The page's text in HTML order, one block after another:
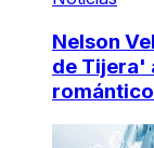
Nelson
de Tijera'
romántico